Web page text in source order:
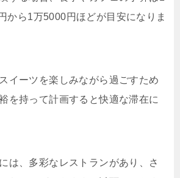
から1万5000円ほどが目安になりま
イーツを楽しみながら過ごすため
を持って計画すると快適な滞在に
は、多彩なレストランがあり、さ